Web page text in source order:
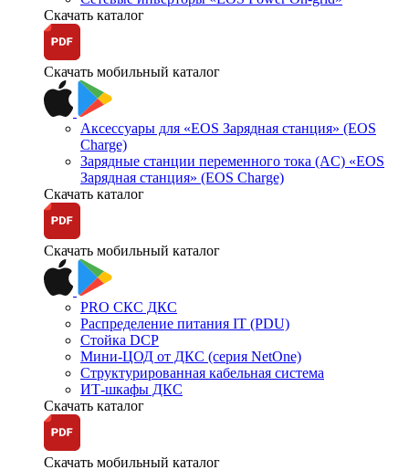
Скачать каталог
Скачать мобильный каталог
Аксессуары для «EOS Зарядная станция» (EOS
Charge)
Зарядные станции переменного тока (AC) «EOS
Зарядная станция» (EOS Charge)
Скачать каталог
Скачать мобильный каталог
PRO СКС ДКС
Распределение питания IT (PDU)
Стойка DCP
Мини-ЦОД от ДКС (серия NetOne)
Структурированная кабельная система
ИТ-шкафы ДКС
Скачать каталог
Скачать мобильный каталог